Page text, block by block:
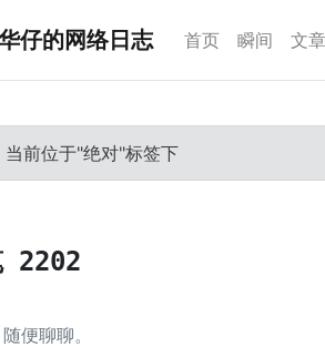
仔的网络日志 首页 瞬间 文
当前位于"绝对"标签下
2202
便聊聊。